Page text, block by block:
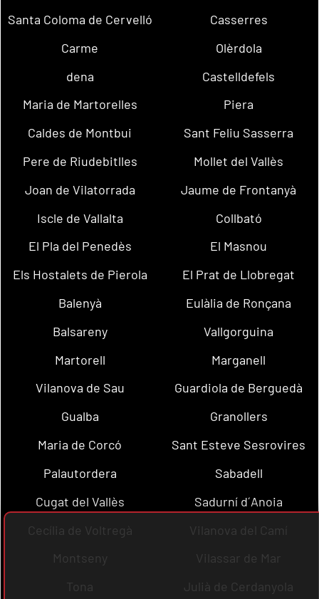
Santa Coloma de Cervelló
Casserres
Carme
Olèrdola
dena
Castelldefels
Maria de Martorelles
Piera
Caldes de Montbui
Sant Feliu Sasserra
Pere de Riudebitlles
Mollet del Vallès
Joan de Vilatorrada
Jaume de Frontanyà
Iscle de Vallalta
Collbató
El Pla del Penedès
El Masnou
Els Hostalets de Pierola
El Prat de Llobregat
Balenyà
Eulàlia de Ronçana
Balsareny
Vallgorguina
Martorell
Marganell
Vilanova de Sau
Guardiola de Berguedà
Gualba
Granollers
Maria de Corcó
Sant Esteve Sesrovires
Palautordera
Sabadell
Cugat del Vallès
Sadurní d´Anoia
Cecília de Voltregà
Vilanova del Camí
Montseny
Vilassar de Mar
Tona
Julià de Cerdanyola